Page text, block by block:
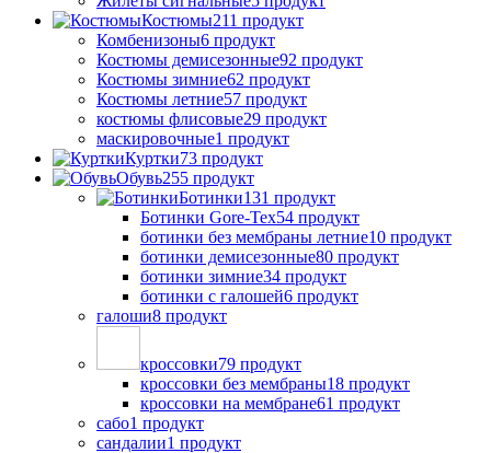
Костюмы211 продукт
Комбенизоны6 продукт
Костюмы демисезонные92 продукт
Костюмы зимние62 продукт
Костюмы летние57 продукт
костюмы флисовые29 продукт
маскировочные1 продукт
Куртки73 продукт
Обувь255 продукт
Ботинки131 продукт
Ботинки Gore-Tex54 продукт
ботинки без мембраны летние10 продукт
ботинки демисезонные80 продукт
ботинки зимние34 продукт
ботинки с галошей6 продукт
галоши8 продукт
кроссовки79 продукт
кроссовки без мембраны18 продукт
кроссовки на мембране61 продукт
сабо1 продукт
сандалии1 продукт